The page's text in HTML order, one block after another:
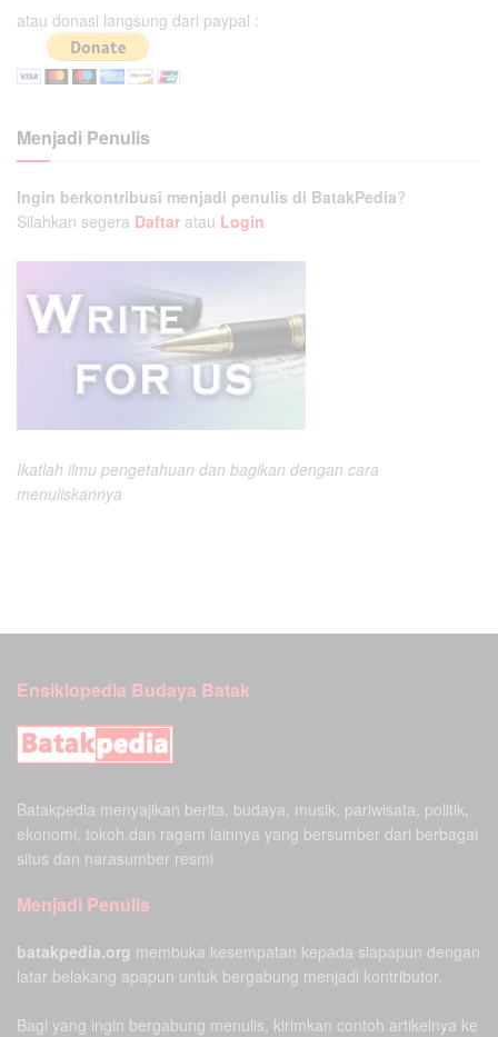
atau donasi langsung dari paypal :
Menjadi Penulis
Ingin berkontribusi menjadi penulis di BatakPedia?
Silahkan segera Daftar atau Login
Ikatlah ilmu pengetahuan dan bagikan dengan cara
menuliskannya
Ensiklopedia Budaya Batak
Batakpedia menyajikan berita, budaya, musik, pariwisata, politik,
ekonomi, tokoh,dan ragam lainnya yang bersumber dari berbagai
situs dan narasumber resmi
Menjadi Penulis
batakpedia.org membuka kesempatan kepada siapapun dengan
latar belakang apapun untuk bergabung menjadi kontributor.
Bagi yang ingin bergabung menulis, kirimkan contoh artikelnya ke